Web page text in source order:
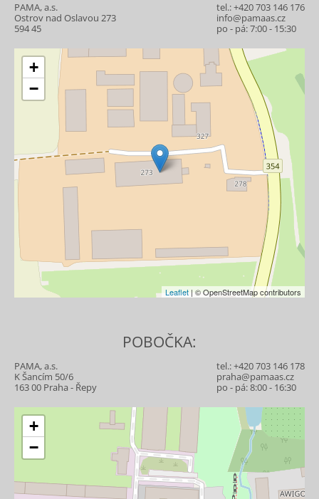
PAMA, a.s.
Ostrov nad Oslavou 273
594 45
tel.:+420 703 146 176
info@pamaas.cz
po - pá: 7:00 - 15:30
+
−
Leaflet | © OpenStreetMap contributors
POBOČKA:
PAMA, a.s.
K Šancím 50/6
163 00 Praha - Řepy
tel.:+420 703 146 178
praha@pamaas.cz
po - pá: 8:00 - 16:30
+
−